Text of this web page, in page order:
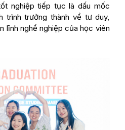
nghiệp tiếp tục là dấu mốc
trình trưởng thành về tư duy,
lĩnh nghề nghiệp của học viên